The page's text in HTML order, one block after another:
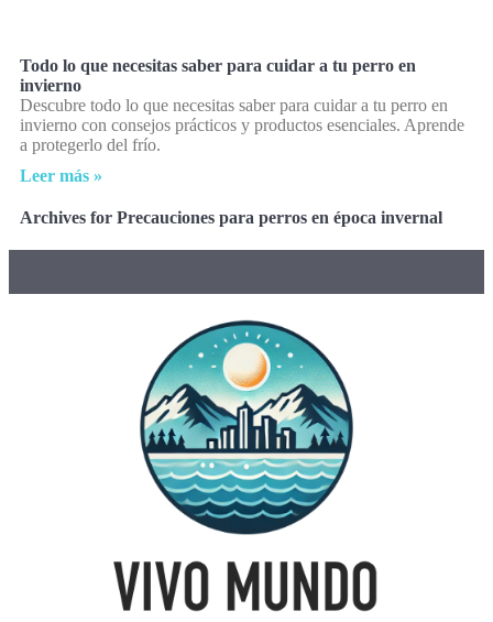
Todo lo que necesitas saber para cuidar a tu perro en
invierno
Descubre todo lo que necesitas saber para cuidar a tu perro en
invierno con consejos prácticos y productos esenciales. Aprende
a protegerlo del frío.
Leer más »
Archives for Precauciones para perros en época invernal